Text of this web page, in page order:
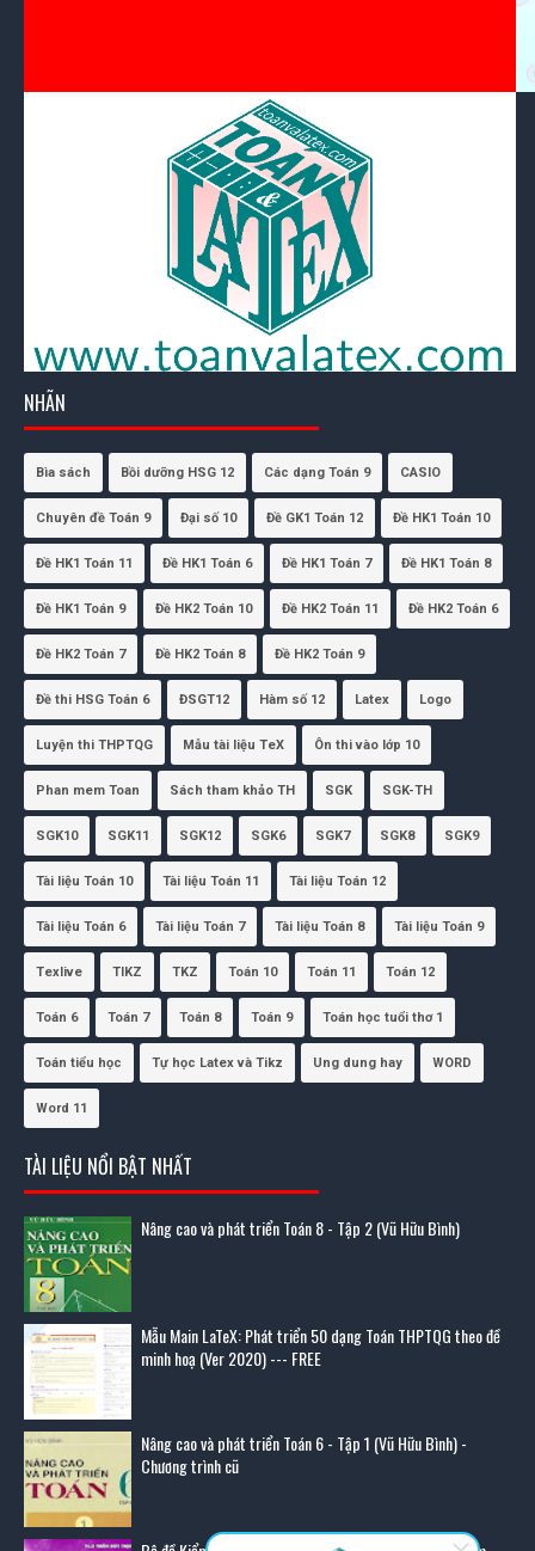
NHÃN
Bìa sách Bồi dưỡng HSG 12 Các dạng Toán 9 CASIO
Chuyên đề Toán 9 Đại số 10 Đề GK1 Toán 12 Đề HK1 Toán 10
Đề HK1 Toán 11 Đề HK1 Toán 6 Đề HK1 Toán 7 Đề HK1 Toán 8
Đề HK1 Toán 9 Đề HK2 Toán 10 Đề HK2 Toán 11 Đề HK2 Toán 6
Đề HK2 Toán 7 Đề HK2 Toán 8 Đề HK2 Toán 9
Đề thi HSG Toán 6 ĐSGT12 Hàm số 12 Latex Logo
Luyện thi THPTQG Mẫu tài liệu TeX Ôn thi vào lớp 10
Phan mem Toan Sách tham khảo TH SGK SGK-TH
SGK10 SGK11 SGK12 SGK6 SGK7 SGK8 SGK9
Tài liệu Toán 10 Tài liệu Toán 11 Tài liệu Toán 12
Tài liệu Toán 6 Tài liệu Toán 7 Tài liệu Toán 8 Tài liệu Toán 9
Texlive TIKZ TKZ Toán 10 Toán 11 Toán 12
Toán 6 Toán 7 Toán 8 Toán 9 Toán học tuổi thơ 1
Toán tiểu học Tự học Latex và Tikz Ung dung hay WORD
Word 11
TÀI LIỆU NỔI BẬT NHẤT
Nâng cao và phát triển Toán 8 - Tập 2 (Vũ Hữu Bình)
Mẫu Main LaTeX: Phát triển 50 dạng Toán THPTQG theo đề
minh hoạ (Ver 2020) --- FREE
Nâng cao và phát triển Toán 6 - Tập 1 (Vũ Hữu Bình) -
Chương trình cũ